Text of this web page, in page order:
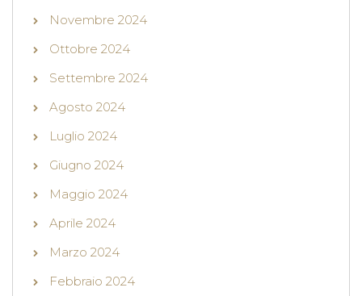
Novembre 2024
Ottobre 2024
Settembre 2024
Agosto 2024
Luglio 2024
Giugno 2024
Maggio 2024
Aprile 2024
Marzo 2024
Febbraio 2024